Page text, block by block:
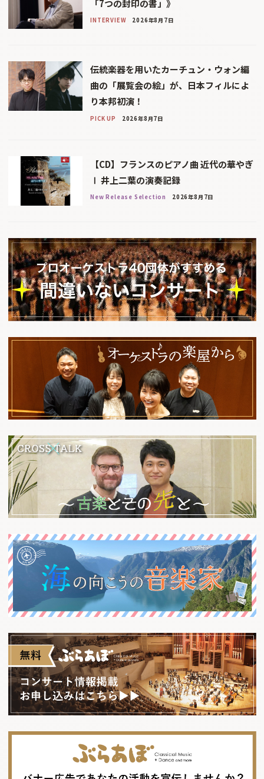
「7つの封印の書」》
INTERVIEW 2026年8月7日
伝統楽器を用いたカーチュン・ウォン編
曲の「展覧会の絵」が、日本フィルによ
り本邦初演！
PICK UP 2026年8月7日
【CD】フランスのピアノ曲 近代の華やぎ
Ⅰ 井上二葉の演奏記録
New Release Selection 2026年8月7日